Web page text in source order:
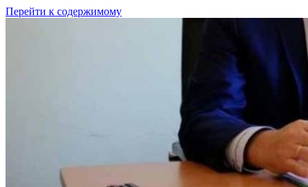
Перейти к содержимому